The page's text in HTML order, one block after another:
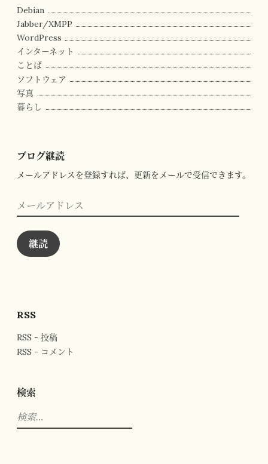
Debian
Jabber/XMPP
WordPress
インターネット
ことば
ソフトウェア
写真
暮らし
ブログ継読
メールアドレスを登録すれば、更新をメールで受信できます。
ー
ル
ア
ド
レ
継読
RSS
RSS - 投稿
RSS - コメント
検索
検
索: